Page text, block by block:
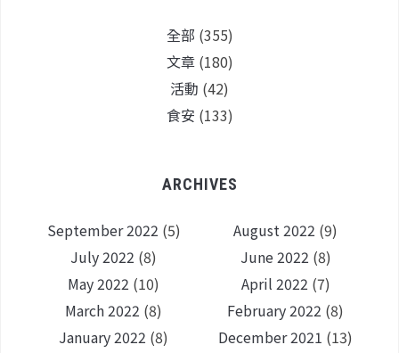
全部 (355)
文章(180)
活動 (42)
食安 (133)
ARCHIVES
September 2022 (5) August 2022 (9)
July 2022 (8) June 2022 (8)
May 2022 (10) April 2022 (7)
March 2022 (8) February 2022 (8)
January 2022 (8) December 2021 (13)